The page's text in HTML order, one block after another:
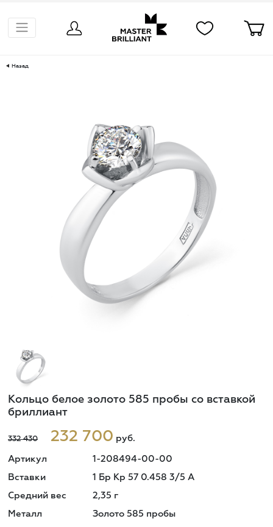
Назад
Кольцо белое золото 585 пробы со вставкой
бриллиант
332 430 232 700 руб.
Артикул 1-208494-00-00
Вставки 1 Бр Кр 57 0.458 3/5 A
Средний вес 2,35 г
Металл Золото 585 пробы